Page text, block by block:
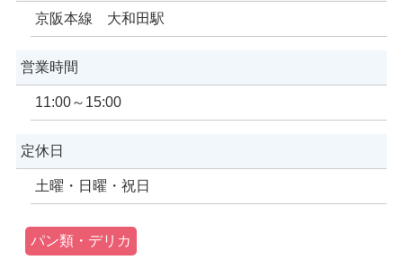
京阪本線 大和田駅
営業時間
11:00～15:00
定休日
土曜・日曜・祝日
パン類・デリカ